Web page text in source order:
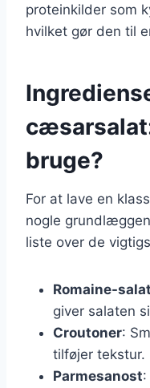
proteinkilder som
hvilket gør den til
bruge?
For at lave en
nogle
liste over de
Romaine-salat
giver salaten
Croutoner:
tilføjer tekstur.
Parmesanost